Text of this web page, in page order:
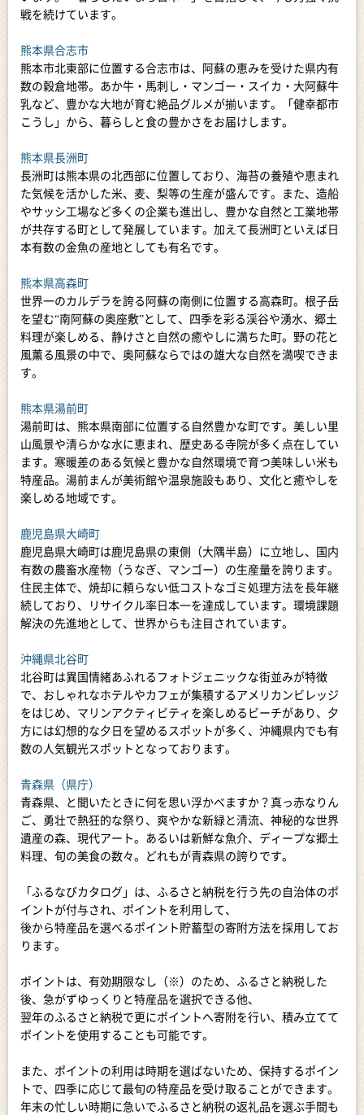
戦を続けています。
熊本県合志市
熊本市北東部に位置する合志市は、阿蘇の恵みを受けた県内有
数の穀倉地帯。あか牛・馬刺し・マンゴー・スイカ・大阿蘇牛
乳など、豊かな大地が育む絶品グルメが揃います。「健幸都市
こうし」から、暮らしと食の豊かさをお届けします。
熊本県長洲町
長洲町は熊本県の北西部に位置しており、海苔の養殖や恵まれ
た気候を活かした米、麦、梨等の生産が盛んです。また、造船
やサッシ工場など多くの企業も進出し、豊かな自然と工業地帯
が共存する町として発展しています。加えて長洲町といえば日
本有数の金魚の産地としても有名です。
熊本県高森町
世界一のカルデラを誇る阿蘇の南側に位置する高森町。根子岳
を望む“南阿蘇の奥座敷”として、四季を彩る渓谷や湧水、郷土
料理が楽しめる、静けさと自然の癒やしに満ちた町。野の花と
風薫る風景の中で、奥阿蘇ならではの雄大な自然を満喫できま
す。
熊本県湯前町
湯前町は、熊本県南部に位置する自然豊かな町です。美しい里
山風景や清らかな水に恵まれ、歴史ある寺院が多く点在してい
ます。寒暖差のある気候と豊かな自然環境で育つ美味しい米も
特産品。湯前まんが美術館や温泉施設もあり、文化と癒やしを
楽しめる地域です。
鹿児島県大崎町
鹿児島県大崎町は鹿児島県の東側（大隅半島）に立地し、国内
有数の農畜水産物（うなぎ、マンゴー）の生産量を誇ります。
住民主体で、焼却に頼らない低コストなゴミ処理方法を長年継
続しており、リサイクル率日本一を達成しています。環境課題
解決の先進地として、世界からも注目されています。
沖縄県北谷町
北谷町は異国情緒あふれるフォトジェニックな街並みが特徴
で、おしゃれなホテルやカフェが集積するアメリカンビレッジ
をはじめ、マリンアクティビティを楽しめるビーチがあり、夕
方には幻想的な夕日を望めるスポットが多く、沖縄県内でも有
数の人気観光スポットとなっております。
青森県（県庁）
青森県、と聞いたときに何を思い浮かべますか？真っ赤なりん
ご、勇壮で熱狂的な祭り、爽やかな新緑と清流、神秘的な世界
遺産の森、現代アート。あるいは新鮮な魚介、ディープな郷土
料理、旬の美食の数々。どれもが青森県の誇りです。
「ふるなびカタログ」は、ふるさと納税を行う先の自治体のポ
イントが付与され、ポイントを利用して、
後から特産品を選べるポイント貯蓄型の寄附方法を採用してお
ります。
ポイントは、有効期限なし（※）のため、ふるさと納税した
後、急がずゆっくりと特産品を選択できる他、
翌年のふるさと納税で更にポイントへ寄附を行い、積み立てて
ポイントを使用することも可能です。
また、ポイントの利用は時期を選ばないため、保持するポイン
トで、四季に応じて最旬の特産品を受け取ることができます。
年末の忙しい時期に急いでふるさと納税の返礼品を選ぶ手間も